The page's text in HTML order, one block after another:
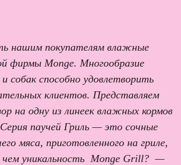
нашим покупателям влажные
фирмы Monge. Многообразие
собак способно удовлетворить
клиентов. Представляем
на одну из линеек влажных кормов
паучей Гриль — это сочные
мяса, приготовленного на гриле,
чем уникальность Monge Grill? —